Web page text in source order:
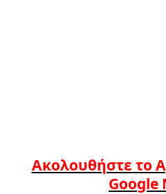
Ακολουθήστε το
Google